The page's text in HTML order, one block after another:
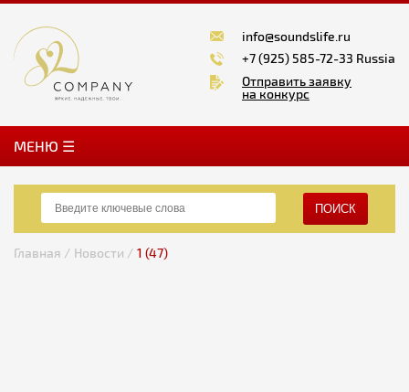
info@soundslife.ru
+7 (925) 585-72-33 Russia
Отправить заявку
на конкурс
MЕНЮ ☰
ПОИСК
Главная / Новости / 1 (47)